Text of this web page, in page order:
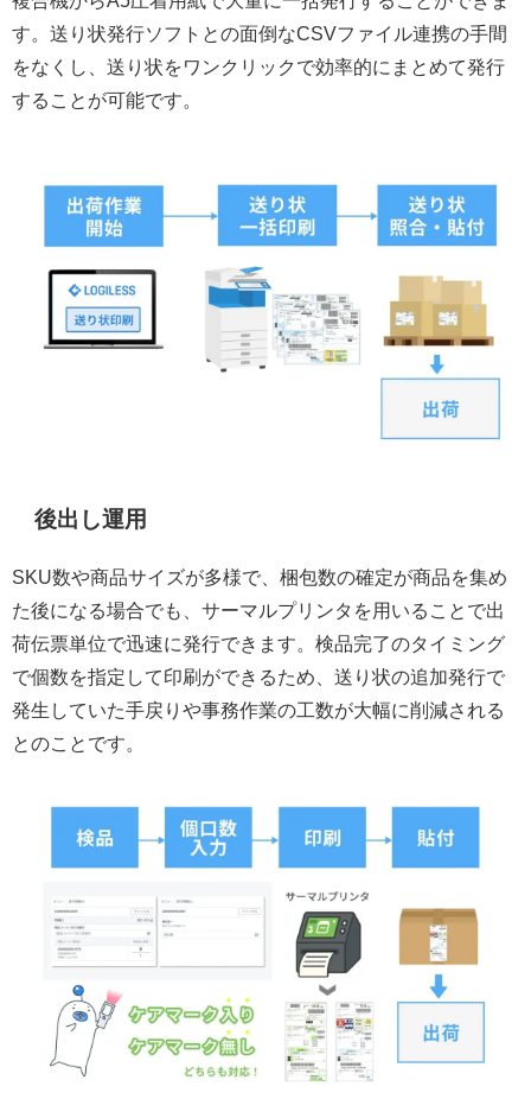
す。送り状発行ソフトとの面倒なCSVファイル連携の手間
をなくし、送り状をワンクリックで効率的にまとめて発行
することが可能です。
後出し運用
SKU数や商品サイズが多様で、梱包数の確定が商品を集め
た後になる場合でも、サーマルプリンタを用いることで出
荷伝票単位で迅速に発行できます。検品完了のタイミング
で個数を指定して印刷ができるため、送り状の追加発行で
発生していた手戻りや事務作業の工数が大幅に削減される
とのことです。